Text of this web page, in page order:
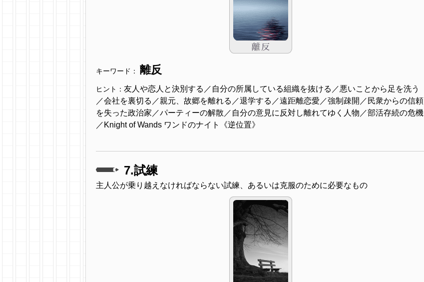
キーワード： 離反
ヒント： 友人や恋人と決別する／自分の所属している組織を抜ける／悪いことから足を洗う
／会社を裏切る／親元、故郷を離れる／退学する／遠距離恋愛／強制疎開／民衆からの信頼
を失った政治家／パーティーの解散／自分の意見に反対し離れてゆく人物／部活存続の危機
／Knight of Wands ワンドのナイト《逆位置》
7.試練
主人公が乗り越えなければならない試練、あるいは克服のために必要なもの